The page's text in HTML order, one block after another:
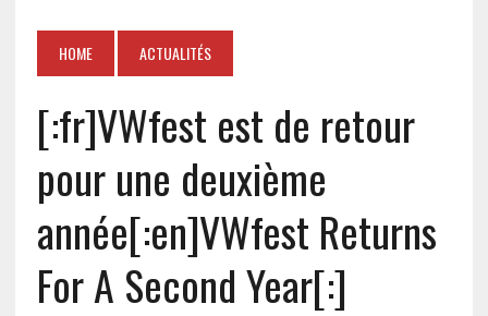
HOME ACTUALITÉS
[:fr]VWfest est de retour
pour une deuxième
année[:en]VWfest Returns
For A Second Year[:]